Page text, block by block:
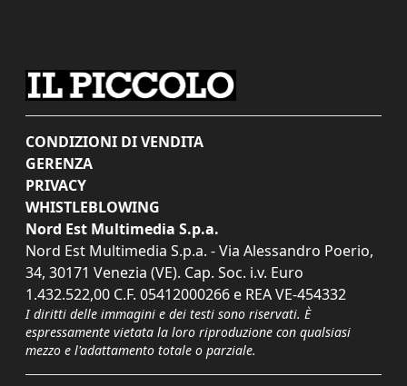
CONDIZIONI DI VENDITA
GERENZA
PRIVACY
WHISTLEBLOWING
Nord Est Multimedia S.p.a.
Nord Est Multimedia S.p.a. - Via Alessandro Poerio,
34, 30171 Venezia (VE). Cap. Soc. i.v. Euro
1.432.522,00 C.F. 05412000266 e REA VE-454332
I diritti delle immagini e dei testi sono riservati. È
espressamente vietata la loro riproduzione con qualsiasi
mezzo e l'adattamento totale o parziale.